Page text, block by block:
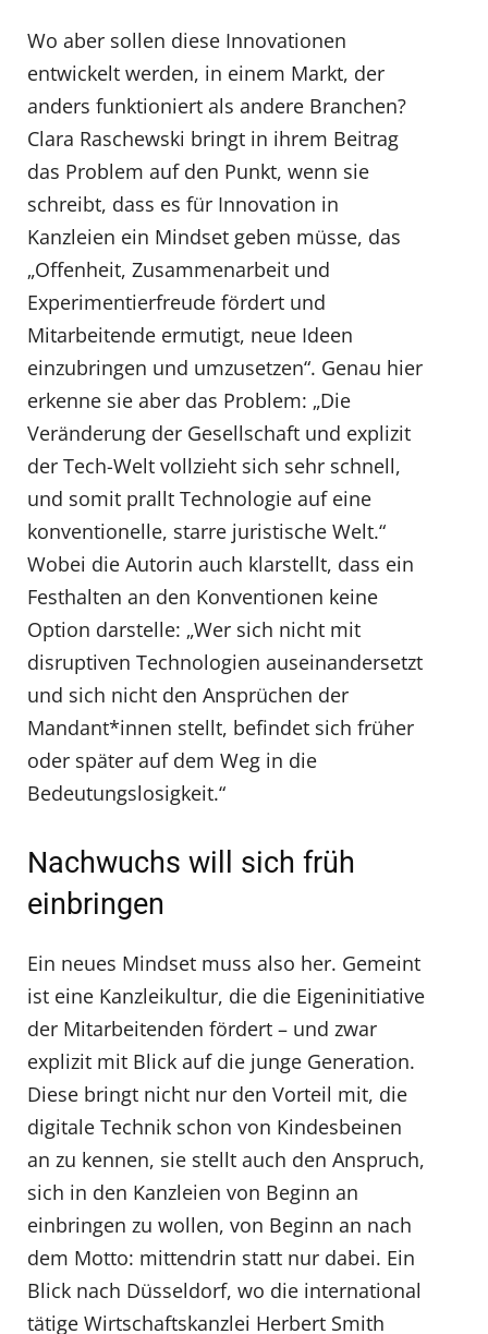
Wo aber sollen diese Innovationen
entwickelt werden, in einem Markt, der
anders funktioniert als andere Branchen?
Clara Raschewski bringt in ihrem Beitrag
das Problem auf den Punkt, wenn sie
schreibt, dass es für Innovation in
Kanzleien ein Mindset geben müsse, das
„Offenheit, Zusammenarbeit und
Experimentierfreude fördert und
Mitarbeitende ermutigt, neue Ideen
einzubringen und umzusetzen“. Genau hier
erkenne sie aber das Problem: „Die
Veränderung der Gesellschaft und explizit
der Tech-Welt vollzieht sich sehr schnell,
und somit prallt Technologie auf eine
konventionelle, starre juristische Welt.“
Wobei die Autorin auch klarstellt, dass ein
Festhalten an den Konventionen keine
Option darstelle: „Wer sich nicht mit
disruptiven Technologien auseinandersetzt
und sich nicht den Ansprüchen der
Mandant*innen stellt, befindet sich früher
oder später auf dem Weg in die
Bedeutungslosigkeit.“
Nachwuchs will sich früh
einbringen
Ein neues Mindset muss also her. Gemeint
ist eine Kanzleikultur, die die Eigeninitiative
der Mitarbeitenden fördert – und zwar
explizit mit Blick auf die junge Generation.
Diese bringt nicht nur den Vorteil mit, die
digitale Technik schon von Kindesbeinen
an zu kennen, sie stellt auch den Anspruch,
sich in den Kanzleien von Beginn an
einbringen zu wollen, von Beginn an nach
dem Motto: mittendrin statt nur dabei. Ein
Blick nach Düsseldorf, wo die international
tätige Wirtschaftskanzlei Herbert Smith